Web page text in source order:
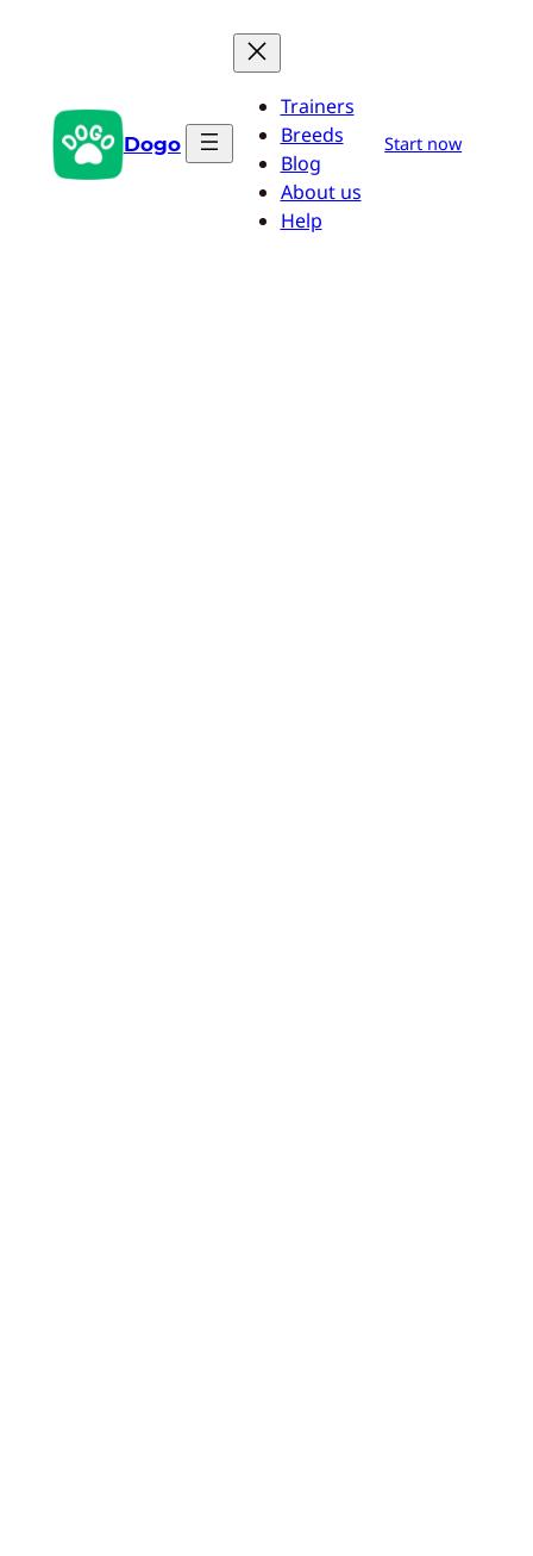
Dogo
Trainers
Breeds
Blog
About us
Help
Start now